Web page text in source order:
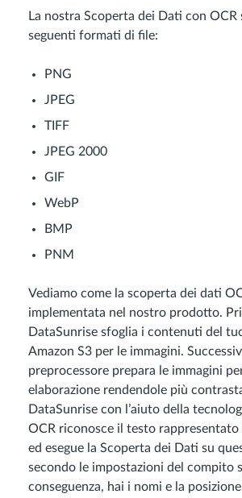
La nostra Scoperta dei Dati con OCR
seguenti formati di file:
PNG
JPEG
TIFF
JPEG 2000
GIF
WebP
BMP
PNM
Vediamo come la scoperta dei dati
implementata nel nostro prodotto.
DataSunrise sfoglia i contenuti del
Amazon S3 per le immagini.
preprocessore prepara le immagini
elaborazione rendendole più
DataSunrise con l’aiuto della
OCR riconosce il testo rappresentato
ed esegue la Scoperta dei Dati su
secondo le impostazioni del compito
conseguenza, hai i nomi e la